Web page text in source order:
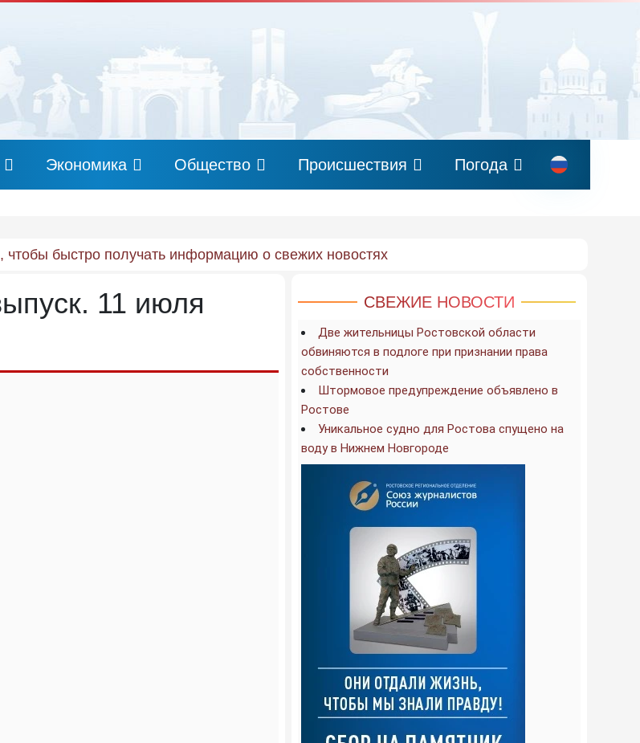
Экономика Общество Происшествия Погода
чтобы быстро получать информацию о свежих новостях
11 июля
СВЕЖИЕ НОВОСТИ
Две жительницы Ростовской области
обвиняются в подлоге при признании права
собственности
Штормовое предупреждение объявлено в
Ростове
Уникальное судно для Ростова спущено на
воду в Нижнем Новгороде